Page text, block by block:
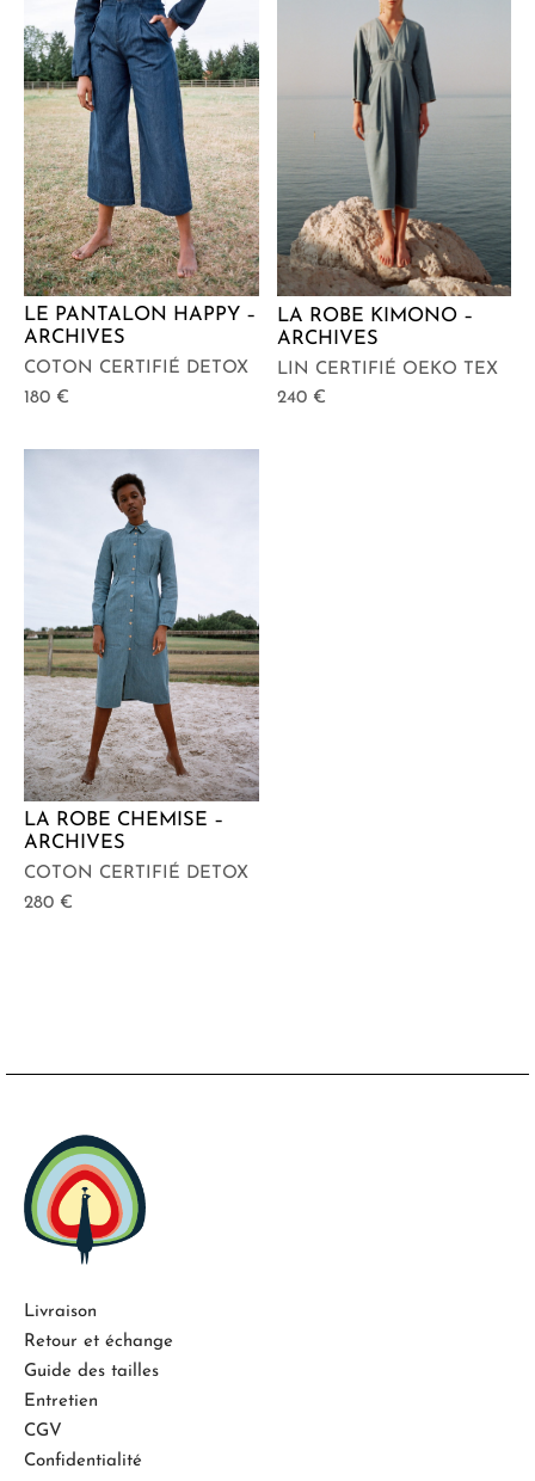
LE PANTALON HAPPY –
ARCHIVES
COTON CERTIFIÉ DETOX
180 €
LA ROBE KIMONO –
ARCHIVES
LIN CERTIFIÉ OEKO TEX
240 €
LA ROBE CHEMISE –
ARCHIVES
COTON CERTIFIÉ DETOX
280 €
Livraison
Retour et échange
Guide des tailles
Entretien
CGV
Confidentialité